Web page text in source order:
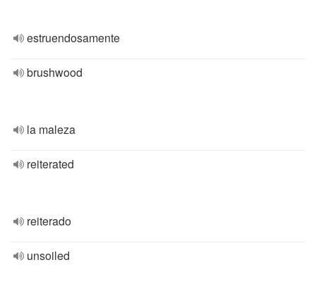
estruendosamente
brushwood
la maleza
reiterated
reiterado
unsoiled